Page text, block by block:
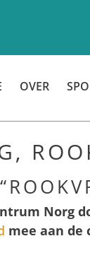
OVER
Norg
mee aan de